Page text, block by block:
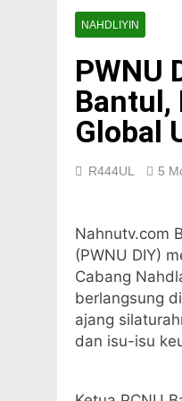
NAHDLIYIN
PWNU
Bantul,
Global
R444UL 5
Nahnutv.com
(PWNU DIY)
Cabang
berlangsung
ajang
dan isu-isu